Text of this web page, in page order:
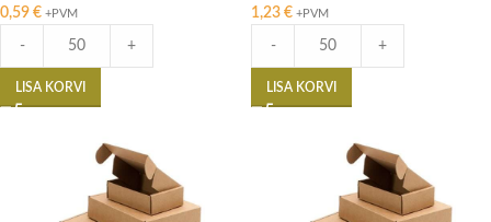
0,59 € +PVM
- +
LISA KORVI
1,23 € +PVM
- +
LISA KORVI